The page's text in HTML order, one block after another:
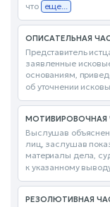
что еще...
ОПИСАТЕЛЬНАЯ
Представитель
заявленные
основаниям,
об уточнении
МОТИВИРОВОЧНАЯ
Выслушав
лиц, заслушав
материалы дела,
к указанному
РЕЗОЛЮТИВНАЯ